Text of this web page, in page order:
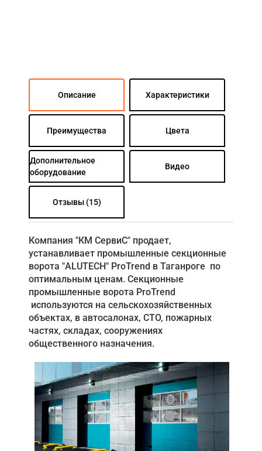
Описание Характеристики
Преимущества Цвета
Дополнительное
оборудование
Видео
Отзывы (15)
Компания "КМ СервиС" продает,
устанавливает промышленные секционные
ворота "ALUTECH" ProTrend в Таганроге по
оптимальным ценам. Секционные
промышленные ворота ProTrend
используются на сельскохозяйственных
объектах, в автосалонах, СТО, пожарных
частях, складах, сооружениях
общественного назначения.